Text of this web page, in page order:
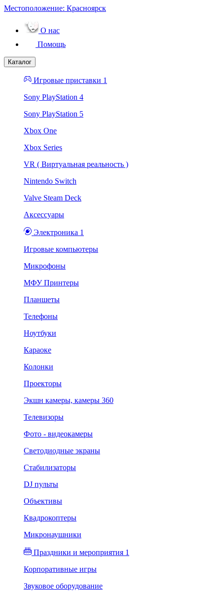
Местоположение: Красноярск
О нас
Помощь
Каталог
Игровые приставки 1
Sony PlayStation 4
Sony PlayStation 5
Xbox One
Xbox Series
VR ( Виртуальная реальность )
Nintendo Switch
Valve Steam Deck
Аксессуары
Электроника 1
Игровые компьютеры
Микрофоны
МФУ Принтеры
Планшеты
Телефоны
Ноутбуки
Караоке
Колонки
Проекторы
Экшн камеры, камеры 360
Телевизоры
Фото - видеокамеры
Светодиодные экраны
Стабилизаторы
DJ пульты
Объективы
Квадрокоптеры
Микронаушники
Праздники и мероприятия 1
Корпоративные игры
Звуковое оборудование